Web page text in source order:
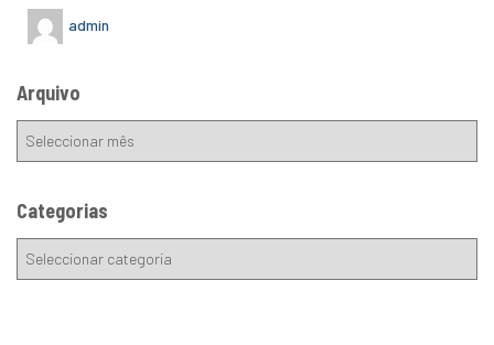
admin
Arquivo
Categorias